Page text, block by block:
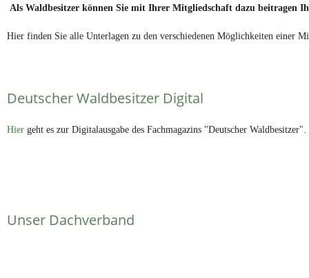
Als Waldbesitzer können Sie mit Ihrer Mitgliedschaft dazu beitragen
Hier finden Sie alle Unterlagen zu den verschiedenen Möglichkeiten einer
Deutscher Waldbesitzer Digital
Hier geht es zur Digitalausgabe des Fachmagazins "Deutscher Waldbesitzer".
Unser Dachverband